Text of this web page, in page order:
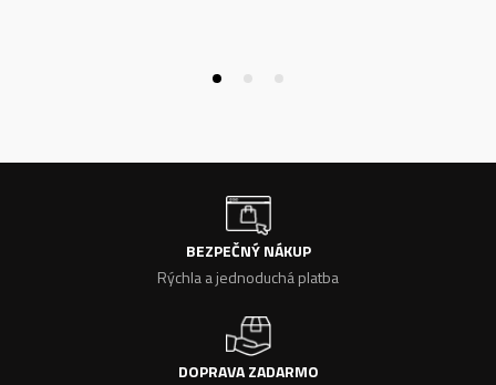
BEZPEČNÝ NÁKUP
Rýchla a jednoduchá platba
DOPRAVA ZADARMO